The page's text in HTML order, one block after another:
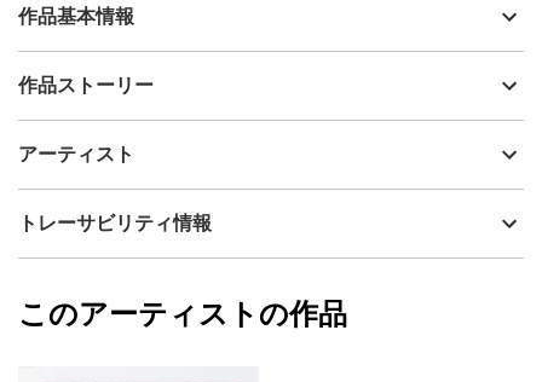
作品基本情報
出品者
制作年
ミクストメディア
カラー
紫
作品ストーリー
イカラな様を表現
※金具・吊り紐は装着済みなので即飾ることができます。
※モニター環境により実物と若干色が異なる場合があります。
※素材によっては、過度な衝撃や落下により破損する場合がありま
アーティスト
JUN
フォローする
トレーサビリティ情報
JUN
このアーティストの作品